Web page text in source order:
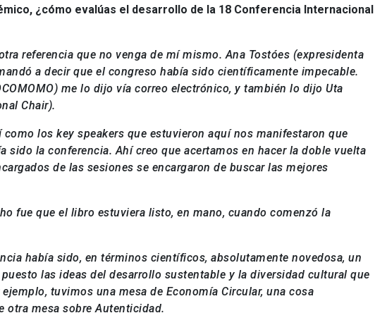
¿cómo evalúas el desarrollo de la 18 Conferencia Internacional
referencia que no venga de mí mismo. Ana Tostóes (expresidenta
a decir que el congreso había sido científicamente impecable.
me lo dijo vía correo electrónico, y también lo dijo Uta
Chair).
los key speakers que estuvieron aquí nos manifestaron que
sido la conferencia. Ahí creo que acertamos en hacer la doble vuelta
de las sesiones se encargaron de buscar las mejores
fue que el libro estuviera listo, en mano, cuando comenzó la
había sido, en términos científicos, absolutamente novedosa, un
las ideas del desarrollo sustentable y la diversidad cultural que
tuvimos una mesa de Economía Circular, una cosa
otra mesa sobre Autenticidad.